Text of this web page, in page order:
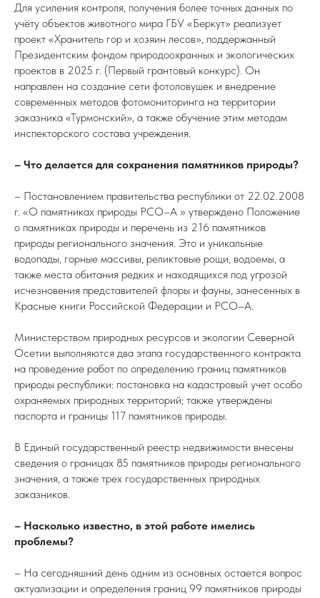
Для усиления контроля, получения более точных данных по
учёту объектов животного мира ГБУ «Беркут» реализует
проект «Хранитель гор и хозяин лесов», поддержанный
Президентским фондом природоохранных и экологических
проектов в 2025 г. (Первый грантовый конкурс). Он
направлен на создание сети фотоловушек и внедрение
современных методов фотомониторинга на территории
заказника «Турмонский», а также обучение этим методам
инспекторского состава учреждения.
– Что делается для сохранения памятников природы?
– Постановлением правительства республики от 22.02.2008
г. «О памятниках природы РСО–А » утверждено Положение
о памятниках природы и перечень из 216 памятников
природы регионального значения. Это и уникальные
водопады, горные массивы, реликтовые рощи, водоемы, а
также места обитания редких и находящихся под угрозой
исчезновения представителей флоры и фауны, занесенных в
Красные книги Российской Федерации и РСО–А.
Министерством природных ресурсов и экологии Северной
Осетии выполняются два этапа государственного контракта
на проведение работ по определению границ памятников
природы республики: постановка на кадастровый учет особо
охраняемых природных территорий; также утверждены
паспорта и границы 117 памятников природы.
В Единый государственный реестр недвижимости внесены
сведения о границах 85 памятников природы регионального
значения, а также трех государственных природных
заказников.
– Насколько известно, в этой работе имелись
проблемы?
– На сегодняшний день одним из основных остается вопрос
актуализации и определения границ 99 памятников природы